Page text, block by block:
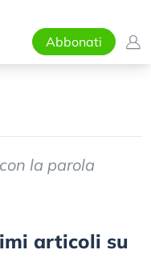
Abbonati
la parola
articoli su